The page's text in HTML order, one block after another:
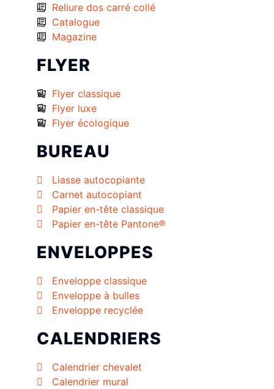
Reliure dos carré collé
Catalogue
Magazine
FLYER
Flyer classique
Flyer luxe
Flyer écologique
BUREAU
Liasse autocopiante
Carnet autocopiant
Papier en-tête classique
Papier en-tête Pantone®
ENVELOPPES
Enveloppe classique
Enveloppe à bulles
Enveloppe recyclée
CALENDRIERS
Calendrier chevalet
Calendrier mural